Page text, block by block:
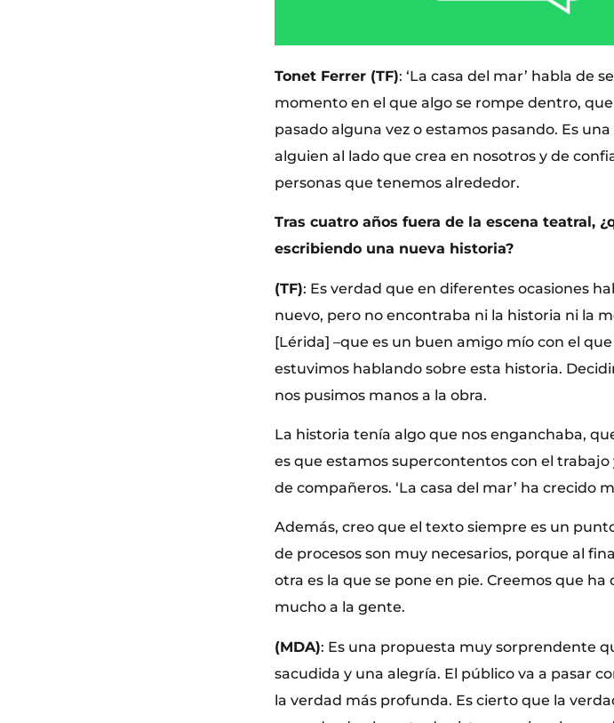
Tonet Ferrer (TF): ‘La casa del mar’ habla de
momento en el que algo se rompe dentro,
pasado alguna vez o estamos pasando. Es
alguien al lado que crea en nosotros y de
personas que tenemos alrededor.
Tras cuatro años fuera de la escena teatral,
escribiendo una nueva historia?
(TF): Es verdad que en diferentes ocasiones
nuevo, pero no encontraba ni la historia ni la
[Lérida] –que es un buen amigo mío con el
estuvimos hablando sobre esta historia.
nos pusimos manos a la obra.
La historia tenía algo que nos enganchaba,
es que estamos supercontentos con el
de compañeros. ‘La casa del mar’ ha crecido
Además, creo que el texto siempre es un
de procesos son muy necesarios, porque al
otra es la que se pone en pie. Creemos que
mucho a la gente.
(MDA): Es una propuesta muy sorprendente
sacudida y una alegría. El público va a pasar
la verdad más profunda. Es cierto que la